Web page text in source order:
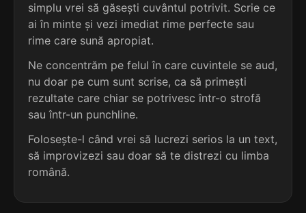
ecvizetacee
5
5 sil.
rutacee
3 sil.
7 lit.
vitacee
3 sil.
simplu vrei să găsești cuvântul potrivit. Scrie ce
ai în minte și vezi imediat rime perfecte sau
rime care sună apropiat.
Ne concentrăm pe felul în care cuvintele se aud,
nu doar pe cum sunt scrise, ca să primești
rezultate care chiar se potrivesc într-o strofă
sau într-un punchline.
Folosește-l când vrei să lucrezi serios la un text,
să improvizezi sau doar să te distrezi cu limba
română.